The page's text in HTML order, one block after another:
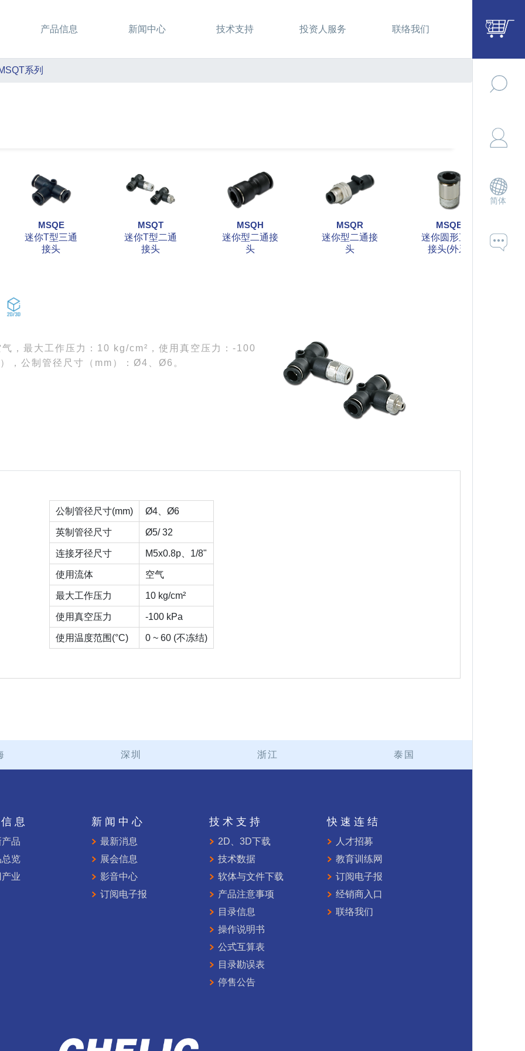
产品信息 新闻中心 技术支持 投资人服务 联络我们
系列
MSQE
迷你T型三通
接头
MSQT
迷你T型二通
接头
MSQH
迷你型二通接
头
MSQR
迷你型二通接
头
MSQB
迷你圆形直立
接头(外牙)
，最大工作压力：10 kg/cm²，使用真空压力：-100
，公制管径尺寸（mm）：Ø4、Ø6。
公制管径尺寸(mm) Ø4、Ø6
英制管径尺寸 Ø5/ 32
连接牙径尺寸 M5x0.8p、1/8"
使用流体 空气
最大工作压力 10 kg/cm²
使用真空压力 -100 kPa
使用温度范围(°C) 0 ~ 60 (不冻结)
深圳 浙江 泰国
息
品
览
业
新闻中心
最新消息
展会信息
影音中心
订阅电子报
技术支持
2D、3D下载
技术数据
软体与文件下载
产品注意事项
目录信息
操作说明书
公式互算表
目录勘误表
停售公告
快速连结
人才招募
教育训练网
订阅电子报
经销商入口
联络我们
简体